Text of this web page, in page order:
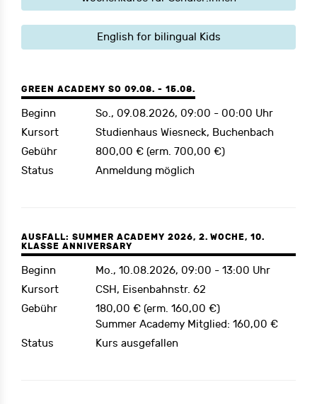
English for bilingual Kids
GREEN ACADEMY SO 09.08. - 15.08.
Beginn
So., 09.08.2026, 09:00 - 00:00 Uhr
Kursort
Studienhaus Wiesneck, Buchenbach
Gebühr
800,00 € (erm. 700,00 €)
Status
Anmeldung möglich
AUSFALL: SUMMER ACADEMY 2026, 2. WOCHE, 10.
KLASSE ANNIVERSARY
Beginn
Mo., 10.08.2026, 09:00 - 13:00 Uhr
Kursort
CSH, Eisenbahnstr. 62
Gebühr
180,00 € (erm. 160,00 €)
Summer Academy Mitglied: 160,00 €
Status
Kurs ausgefallen